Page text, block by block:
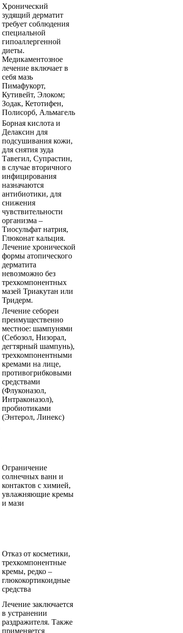
Хронический
зудящий дерматит
требует соблюдения
специальной
гипоаллергенной
диеты.
Медикаментозное
лечение включает в
себя мазь
Пимафукорт,
Кутивейт, Элоком;
Зодак, Кетотифен,
Полисорб, Альмагель
Борная кислота и
Делаксин для
подсушивания кожи,
для снятия зуда
Тавегил, Супрастин,
в случае вторичного
инфицирования
назначаются
антибиотики, для
снижения
чувствительности
организма –
Тиосульфат натрия,
Глюконат кальция.
Лечение хронической
формы атопического
дерматита
невозможно без
трехкомпонентных
мазей Триакутан или
Тридерм.
Лечение себореи
преимущественно
местное: шампунями
(Себозол, Низорал,
дегтярный шампунь),
трехкомпонентными
кремами на лице,
противогрибковыми
средствами
(Флуконазол,
Интраконазол),
пробиотиками
(Энтерол, Линекс)
Ограничение
солнечных ванн и
контактов с химией,
увлажняющие кремы
и мази
Отказ от косметики,
трехкомпонентные
кремы, редко –
глюкокортикоидные
средства
Лечение заключается
в устранении
раздражителя. Также
применяется